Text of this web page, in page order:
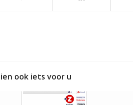
ook iets voor u